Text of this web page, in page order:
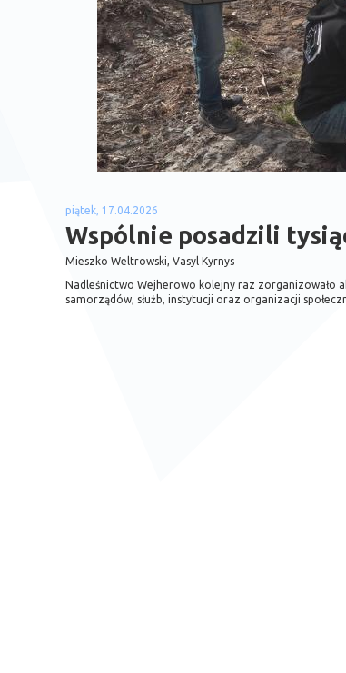
piątek, 17.04.2026
Wspólnie posadzili
Mieszko Weltrowski, Vasyl Kyrnys
Nadleśnictwo Wejherowo kolejny raz zorganizowało
samorządów, służb, instytucji oraz organizacji